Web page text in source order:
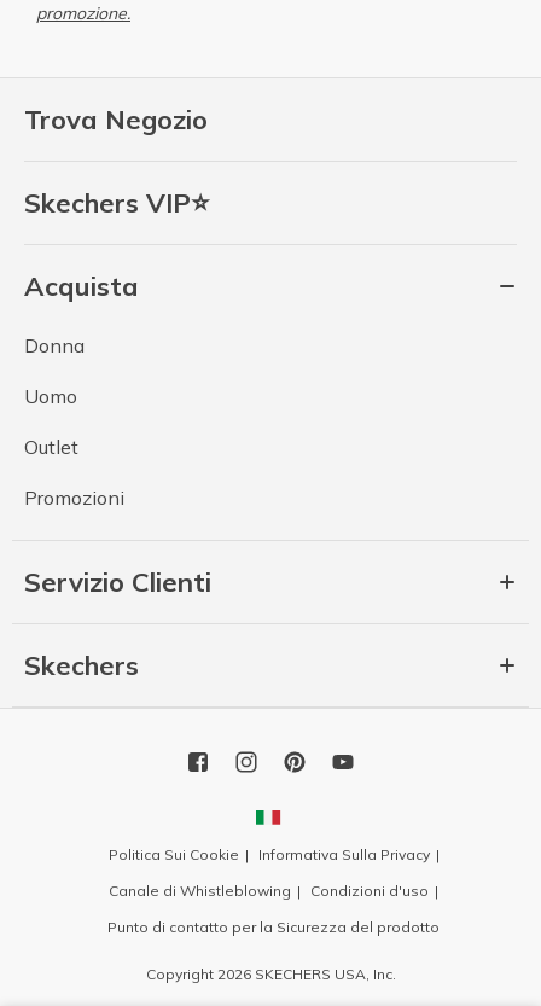
Trova Negozio
Skechers VIP⭐
Acquista
Donna
Uomo
Outlet
Promozioni
Servizio Clienti
Skechers
promozione.
Politica Sui Cookie
Informativa Sulla Privacy
Canale di Whistleblowing
Condizioni d'uso
Punto di contatto per la Sicurezza del prodotto
Copyright 2026 SKECHERS USA, Inc.